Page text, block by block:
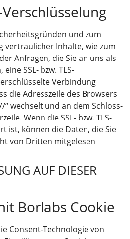
Verschlüsselung
und zum
vertraulicher Inhalte, wie zum
Anfragen, die Sie an uns als
SSL- bzw. TLS-
Verbindung
die Adresszeile des Browsers
“ wechselt und an dem Schloss-
Wenn die SSL- bzw. TLS-
ist, können die Daten, die Sie
von Dritten mitgelesen
AUF DIESER
Borlabs Cookie
Consent-Technologie von